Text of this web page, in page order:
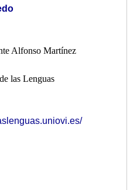
Alfonso Martínez
las Lenguas